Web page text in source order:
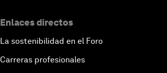
Enlaces directos
La sostenibilidad en el Foro
Carreras profesionales